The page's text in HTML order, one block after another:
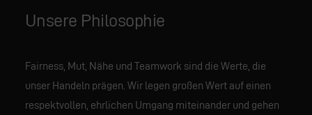
Unsere Philosophie
Fairness, Mut, Nähe und Teamwork sind die Werte, die
unser Handeln prägen. Wir legen großen Wert auf einen
respektvollen, ehrlichen Umgang miteinander und gehen